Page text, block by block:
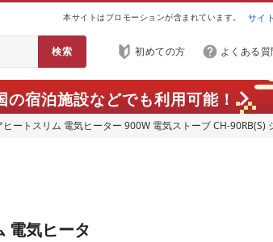
本サイトはプロモーションが含まれています。 サイ
初めての方 よくある質
の宿泊施設などでも利用可能！
ートスリム 電気ヒーター 900W 電気ストーブ CH-90RB(S)
電気ヒータ